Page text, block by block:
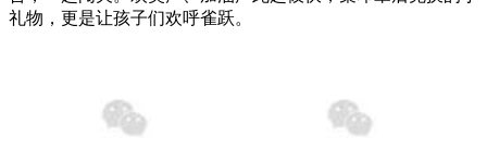
礼物，更是让孩子们欢呼雀跃。